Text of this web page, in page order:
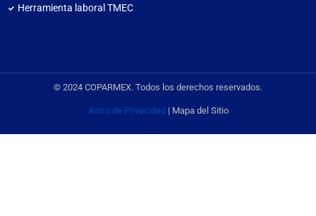
Herramienta laboral TMEC
© 2024 COPARMEX. Todos los derechos reservados.
Aviso de Privacidad | Mapa del Sitio